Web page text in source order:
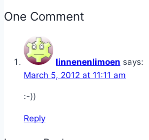
One Comment
linnenenlimoen says:
March 5, 2012 at 11:11 am
:-))
Reply